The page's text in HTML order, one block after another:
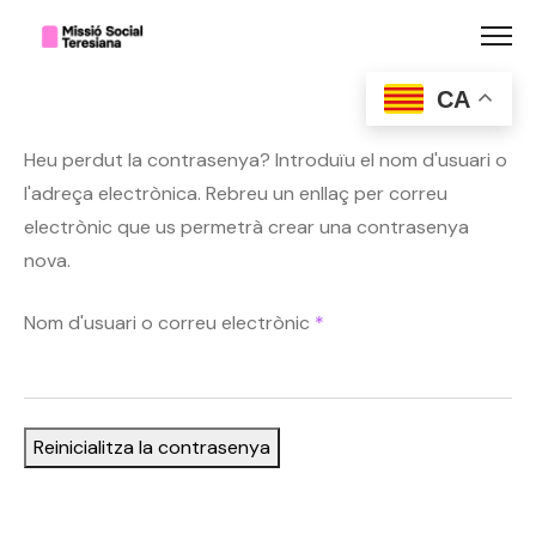
Heu perdut la contrasenya? Introduïu el nom d'usuari o
l'adreça electrònica. Rebreu un enllaç per correu
electrònic que us permetrà crear una contrasenya
nova.
Nom d'usuari o correu electrònic *
Reinicialitza la contrasenya
CA